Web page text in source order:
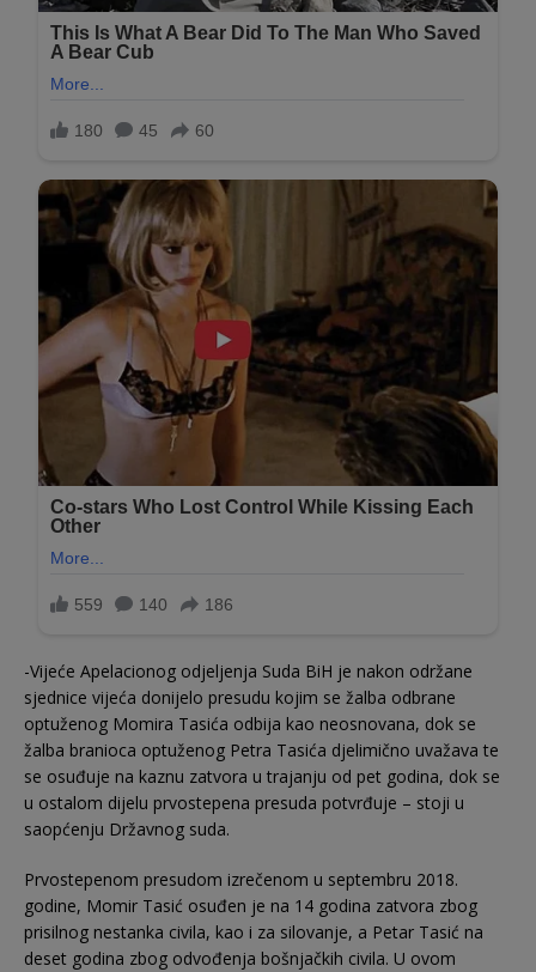
-Vijeće Apelacionog odjeljenja Suda BiH je nakon održane
sjednice vijeća donijelo presudu kojim se žalba odbrane
optuženog Momira Tasića odbija kao neosnovana, dok se
žalba branioca optuženog Petra Tasića djelimično uvažava te
se osuđuje na kaznu zatvora u trajanju od pet godina, dok se
u ostalom dijelu prvostepena presuda potvrđuje – stoji u
saopćenju Državnog suda.
Prvostepenom presudom izrečenom u septembru 2018.
godine, Momir Tasić osuđen je na 14 godina zatvora zbog
prisilnog nestanka civila, kao i za silovanje, a Petar Tasić na
deset godina zbog odvođenja bošnjačkih civila. U ovom